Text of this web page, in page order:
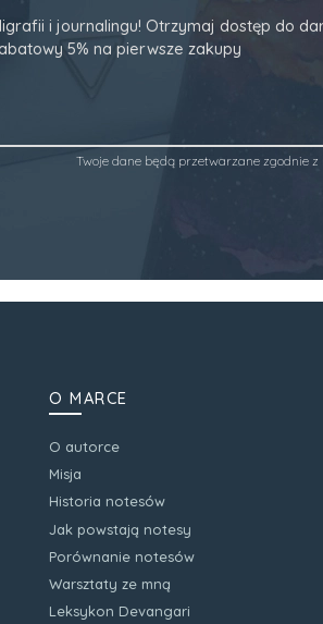
i journalingu! Otrzymaj dostęp do
5% na pierwsze zakupy
Twoje dane będą przetwarzane zgodnie z
O MARCE
O autorce
Misja
Historia notesów
Jak powstają notesy
Porównanie notesów
Warsztaty ze mną
Leksykon Devangari